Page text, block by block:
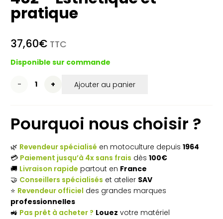
pratique
37,60€ TTC
Disponible sur commande
quantité
Sac
jardinage
FELCO
482
–
Ajouter au panier
Pourquoi nous choisir ?
🌿 Revendeur spécialisé en motoculture depuis 1964
💳 Paiement jusqu’à 4x sans frais dès 100€
🚚 Livraison rapide partout en France
🤝 Conseillers spécialisés et atelier SAV
⭐ Revendeur officiel des grandes marques
professionnelles
🚜 Pas prêt à acheter ? Louez votre matériel